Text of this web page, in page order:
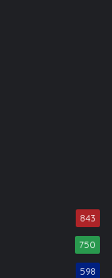
843
750
598